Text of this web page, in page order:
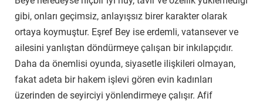
gibi, onları geçimsiz, anlayışsız birer karakter olarak
ortaya koymuştur. Eşref Bey ise erdemli, vatansever ve
ailesini yanlıştan döndürmeye çalışan bir inkılapçıdır.
Daha da önemlisi oyunda, siyasetle ilişkileri olmayan,
fakat adeta bir hakem işlevi gören evin kadınları
üzerinden de seyirciyi yönlendirmeye çalışır. Afif